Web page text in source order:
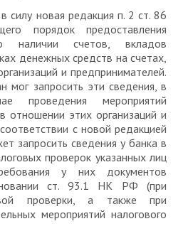
силу новая редакция п. 2 ст. 86
порядок предоставления
наличии счетов, вкладов
денежных средств на счетах,
и предпринимателей.
мог запросить эти сведения, в
проведения мероприятий
отношении этих организаций и
с новой редакцией
запросить сведения у банка в
проверок указанных лиц
у них документов
ст. 93.1 НК РФ (при
проверки, а также при
мероприятий налогового